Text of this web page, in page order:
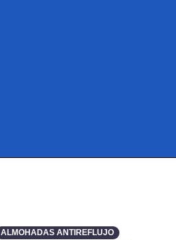
ALMOHADAS ANTIREFLUJO